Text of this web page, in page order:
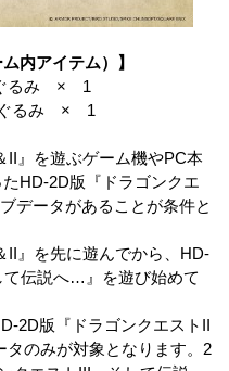
内アイテム）】
ぐるみ × 1
ぐるみ × 1
』を遊ぶゲーム機やPC本
HD-2D版『ドラゴンクエ
ータがあることが条件と
』を先に遊んでから、HD-
伝説へ…』を遊び始めて
2D版『ドラゴンクエストII
のみが対象となります。2